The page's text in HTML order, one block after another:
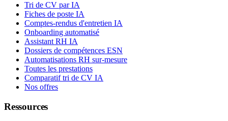
Tri de CV par IA
Fiches de poste IA
Comptes-rendus d'entretien IA
Onboarding automatisé
Assistant RH IA
Dossiers de compétences ESN
Automatisations RH sur-mesure
Toutes les prestations
Comparatif tri de CV IA
Nos offres
Ressources